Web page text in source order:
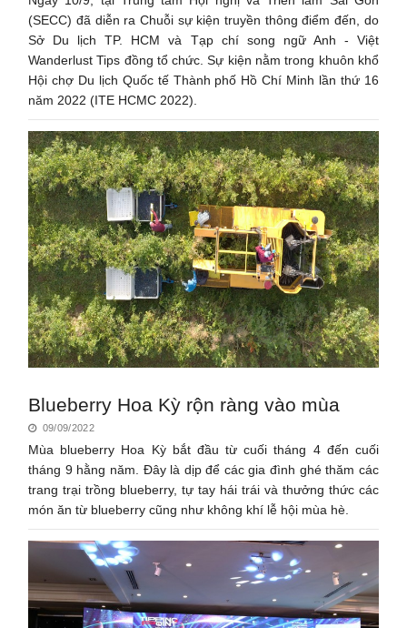
(SECC) đã diễn ra Chuỗi sự kiện truyền thông điểm đến, do
Sở Du lịch TP. HCM và Tạp chí song ngữ Anh - Việt
Wanderlust Tips đồng tổ chức. Sự kiện nằm trong khuôn khổ
Hội chợ Du lịch Quốc tế Thành phố Hồ Chí Minh lần thứ 16
năm 2022 (ITE HCMC 2022).
Blueberry Hoa Kỳ rộn ràng vào mùa
09/09/2022
Mùa blueberry Hoa Kỳ bắt đầu từ cuối tháng 4 đến cuối
tháng 9 hằng năm. Đây là dịp để các gia đình ghé thăm các
trang trại trồng blueberry, tự tay hái trái và thưởng thức các
món ăn từ blueberry cũng như không khí lễ hội mùa hè.